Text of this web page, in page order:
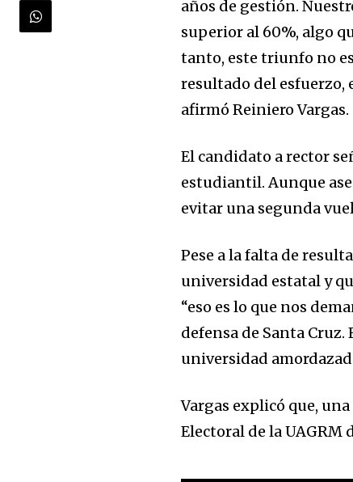
años de gestión.
superior al 60%, algo
tanto, este triunfo no
resultado del esfuerzo,
afirmó Reiniero Vargas.
El candidato a rector
estudiantil. Aunque
evitar una segunda
Pese a la falta de
universidad estatal y
“eso es lo que nos
defensa de Santa Cruz.
universidad
Vargas explicó que,
Electoral de la UAGRM